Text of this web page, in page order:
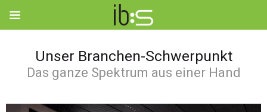
VISION
Unser Branchen-Schwerpunkt
Das ganze Spektrum aus einer Hand